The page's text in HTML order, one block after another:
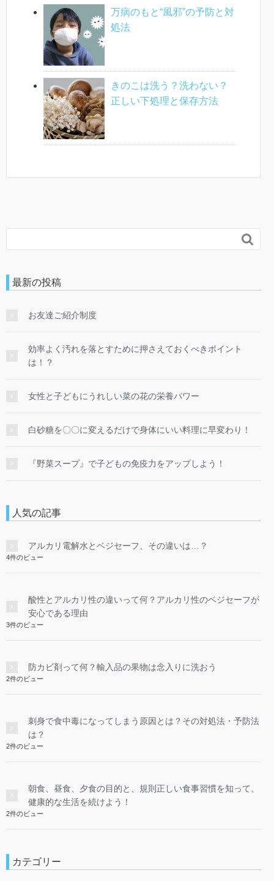
万病のもと“風邪”の予防と対
処法
きのこは洗う？洗わない？
正しい下処理と保存方法

最新の投稿
お友達ご紹介制度
効率よく汚れを落とすために押さえておくべきポイント
は！？
女性と子どもにうれしい菜の花の栄養パワー
白砂糖を〇〇に変えるだけで身体にいい料理に早変わり！
『野菜スープ』で子どもの免疫力をアップしよう！
人気の記事
アルカリ電解水とベジセーフ、その違いは…？
4件のビュー
酸性とアルカリ性の違いって何？アルカリ性のベジセーフが
安心である理由
3件のビュー
防カビ剤って何？輸入品の果物は念入りに洗おう
2件のビュー
刺身で食中毒になってしまう原因とは？その対処法・予防法
は？
2件のビュー
朝食、昼食、夕食の目的と、規則正しい食事習慣を知って、
健康的な生活を続けよう！
2件のビュー
カテゴリー